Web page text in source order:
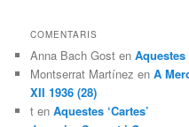
COMENTARIS
Anna Bach Gost enAquestes
Montserrat Martínez enA
XII 1936 (28)
t enAquestes ‘Cartes’